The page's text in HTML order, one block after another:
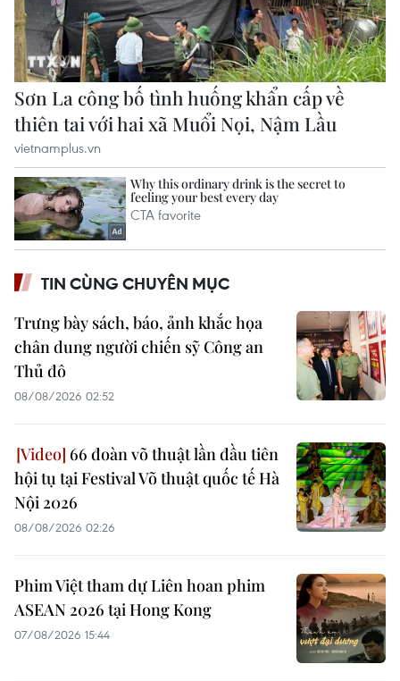
TIN CÙNG CHUYÊN MỤC
Trưng bày sách, báo, ảnh khắc họa
chân dung người chiến sỹ Công an
Thủ đô
08/08/2026 02:52
66 đoàn võ thuật lần đầu tiên
hội tụ tại Festival Võ thuật quốc tế Hà
Nội 2026
08/08/2026 02:26
Phim Việt tham dự Liên hoan phim
ASEAN 2026 tại Hong Kong
07/08/2026 15:44